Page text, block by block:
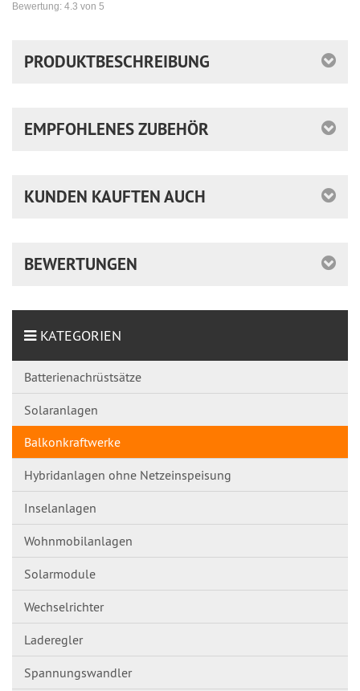
Bewertung: 4.3 von 5
PRODUKTBESCHREIBUNG
EMPFOHLENES ZUBEHÖR
KUNDEN KAUFTEN AUCH
BEWERTUNGEN
KATEGORIEN
Batterienachrüstsätze
Solaranlagen
Balkonkraftwerke
Hybridanlagen ohne Netzeinspeisung
Inselanlagen
Wohnmobilanlagen
Solarmodule
Wechselrichter
Laderegler
Spannungswandl​er